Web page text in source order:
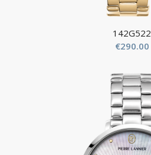
142G522
€290.00